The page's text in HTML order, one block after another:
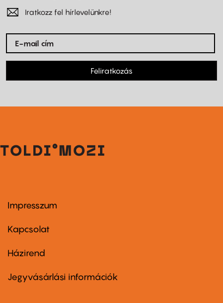
Iratkozz fel hírlevelünkre!
Feliratkozás
Footer
first
Impresszum
Kapcsolat
Footer
second
Házirend
Jegyvásárlási információk